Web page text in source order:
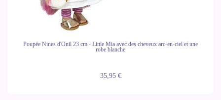
Poupée Nines d'Onil 23 cm - Little Mia avec des cheveux arc-en-ciel et une
robe blanche
35,95 €